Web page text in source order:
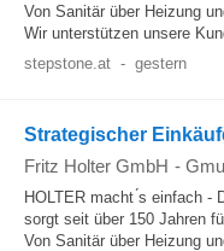
Von Sanitär über Heizung
Wir unterstützen unsere
stepstone.at - gestern
Strategischer
Fritz Holter GmbH -
HOLTER macht ́s einfach -
sorgt seit über 150 Jahren
Von Sanitär über Heizung